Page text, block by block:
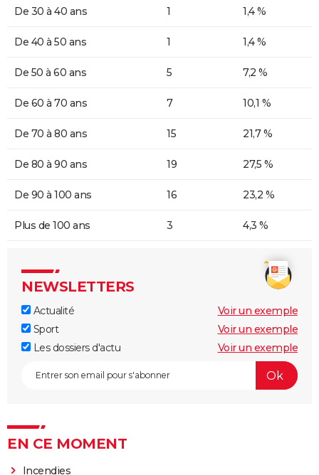
De 30 à 40 ans 1 1,4 %
De 40 à 50 ans 1 1,4 %
De 50 à 60 ans 5 7,2 %
De 60 à 70 ans 7 10,1 %
De 70 à 80 ans 15 21,7 %
De 80 à 90 ans 19 27,5 %
De 90 à 100 ans 16 23,2 %
Plus de 100 ans 3 4,3 %
NEWSLETTERS
Actualité
Voir un exemple
Sport
Voir un exemple
Les dossiers d'actu
Voir un exemple
EN CE MOMENT
Incendies